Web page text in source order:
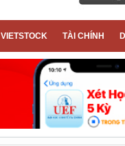
VIETSTOCK TÀI CHÍNH